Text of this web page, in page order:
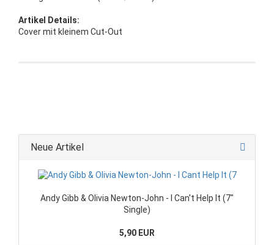
Artikel Details:
Cover mit kleinem Cut-Out
Neue Artikel
Andy Gibb & Olivia Newton-John - I Can't Help It (7"
Single)
5,90 EUR